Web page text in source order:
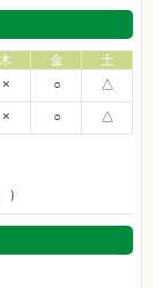
木 金
土
× ○
△
× ○ △